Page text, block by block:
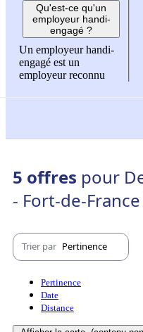
Qu'est-ce qu'un
employeur handi-
engagé ?
Un employeur handi-
engagé est un
employeur reconnu
5 offres pour
- Fort-de-
Trier par Pertinence
Pertinence
Date
Distance